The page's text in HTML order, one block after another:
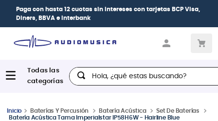
Paga con hasta 12 cuotas sin intereses con tarjetas BCP Visa,
Diners, BBVA e Interbank
Hola, ¿qué estas buscando?
Baterías Y Percusión Batería Acústica
Set De Baterías
Batería Acústica Tama Imperialstar IP58H6W - Hairline Blue